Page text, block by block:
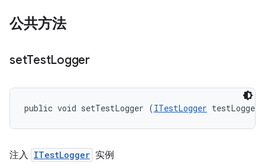
公共方法
setTestLogger
public void setTestLogger (ITestLogger testLogger)
注入 ITestLogger 实例